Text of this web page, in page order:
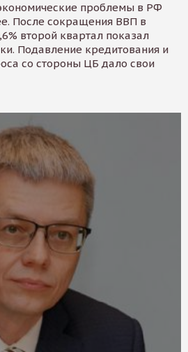
проблемы в РФ
После сокращения ВВП в
второй квартал показал
Подавление кредитования и
со стороны ЦБ дало свои